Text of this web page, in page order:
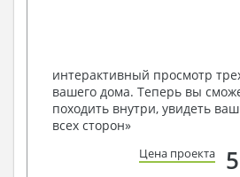
условий, за дополнительную плату.
Получить
наших специалистов,
способом связи:
по viber, e-mail, телефон -
интерактивный просмотр
вашего дома. Теперь вы
походить внутри, увидеть
всех сторон»
Цена проекта